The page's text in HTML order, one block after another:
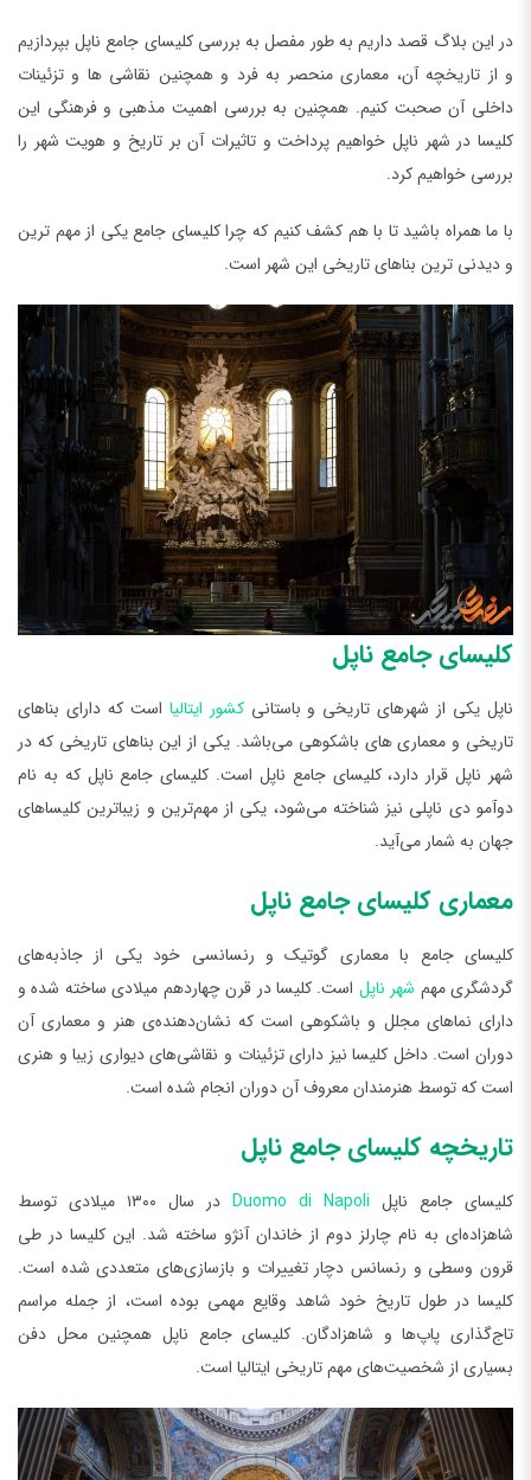
در این بلاگ قصد داریم به طور مفصل به بررسی کلیسای جامع ناپل بپردازیم
و از تاریخچه آن، معماری منحصر به فرد و همچنین نقاشی ها و تزئینات
داخلی آن صحبت کنیم. همچنین به بررسی اهمیت مذهبی و فرهنگی این
کلیسا در شهر ناپل خواهیم پرداخت و تاثیرات آن بر تاریخ و هویت شهر را
بررسی خواهیم کرد.
با ما همراه باشید تا با هم کشف کنیم که چرا کلیسای جامع یکی از مهم ترین
و دیدنی ترین بناهای تاریخی این شهر است.
کلیسای جامع ناپل
ناپل یکی از شهرهای تاریخی و باستانیکشور ایتالیا است که دارای بناهای
تاریخی و معماری های باشکوهی می‌باشد. یکی از این بناهای تاریخی که در
شهر ناپل قرار دارد، کلیسای جامع ناپل است. کلیسای جامع ناپل که به نام
دوآمو دی ناپلی نیز شناخته می‌شود، یکی از مهم‌ترین و زیباترین کلیساهای
جهان به شمار می‌آید.
معماری کلیسای جامع ناپل
کلیسای جامع با معماری گوتیک و رنسانسی خود یکی از جاذبه‌های
گردشگری مهم شهر ناپل است. کلیسا در قرن چهاردهم میلادی ساخته شده و
دارای نماهای مجلل و باشکوهی است که نشان‌دهنده‌ی هنر و معماری آن
دوران است. داخل کلیسا نیز دارای تزئینات و نقاشی‌های دیواری زیبا و هنری
است که توسط هنرمندان معروف آن دوران انجام شده است.
تاریخچه کلیسای جامع ناپل
کلیسای جامع ناپل Duomo di Napoli
در سال ۱۳۰۰ میلادی توسط
شاهزاده‌ای به نام چارلز دوم از خاندان آنژو ساخته شد. این کلیسا در طی
قرون وسطی و رنسانس دچار تغییرات و بازسازی‌های متعددی شده است.
کلیسا در طول تاریخ خود شاهد وقایع مهمی بوده است، از جمله مراسم
تاج‌گذاری پاپ‌ها و شاهزادگان. کلیسای جامع ناپل همچنین محل دفن
بسیاری از شخصیت‌های مهم تاریخی ایتالیا است.